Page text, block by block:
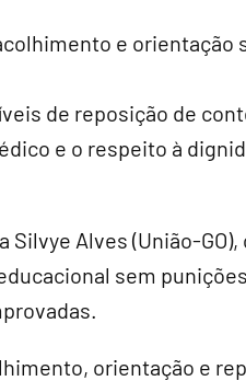
e
de reposição de
e o respeito à
Silvye Alves (União-
sem
orientação e